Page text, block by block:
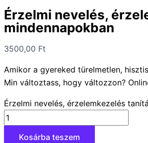
Érzelmi nevelés,
mindennapokban
3500,00 Ft
Amikor a gyereked türelmetlen,
Min változtass, hogy változzon?
Érzelmi nevelés, érzelemkezelés
Kosárba teszem